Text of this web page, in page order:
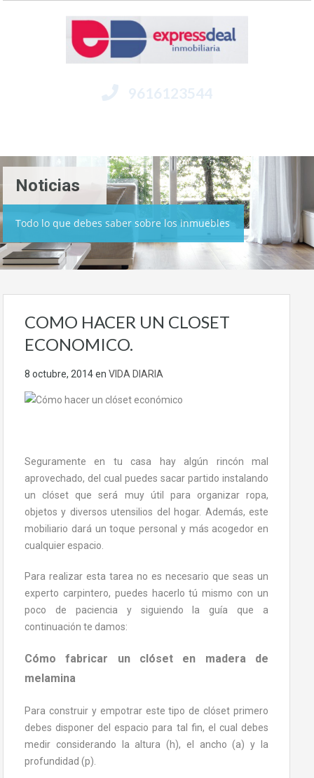
9616123544
Noticias
Todo lo que debes saber sobre los inmuebles
COMO HACER UN CLOSET
ECONOMICO.
8 octubre, 2014en VIDA DIARIA
Seguramente en tu casa hay algún rincón mal
aprovechado, del cual puedes sacar partido instalando
un clóset que será muy útil para organizar ropa,
objetos y diversos utensilios del hogar. Además, este
mobiliario dará un toque personal y más acogedor en
cualquier espacio.
Para realizar esta tarea no es necesario que seas un
experto carpintero, puedes hacerlo tú mismo con un
poco de paciencia y siguiendo la guía que a
continuación te damos:
Cómo fabricar un clóset en madera de
melamina
Para construir y empotrar este tipo de clóset primero
debes disponer del espacio para tal fin, el cual debes
medir considerando la altura (h), el ancho (a) y la
profundidad (p).